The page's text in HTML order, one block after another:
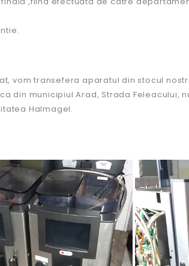
vom transefera aparatul din stocul
din municipiul Arad, Strada
Halmagel.